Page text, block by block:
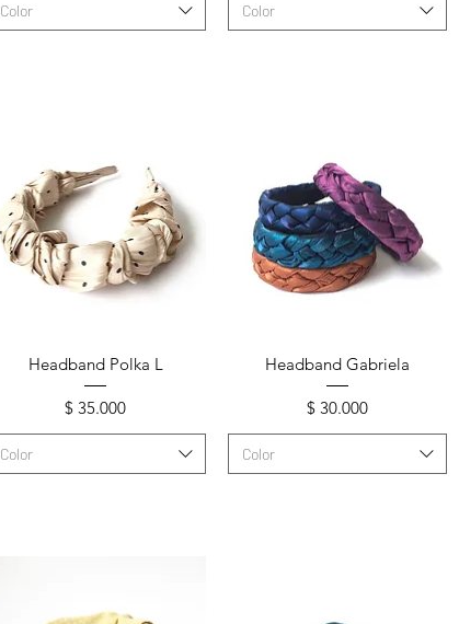
Color Color
Vista rápida
Headband Polka L
Precio
$ 35.000
Color
Vista rápida
Headband Gabriela
Precio
$ 30.000
Color